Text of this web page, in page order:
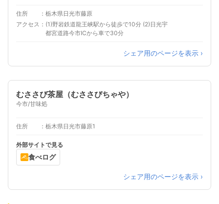
住所
栃木県日光市藤原
アクセス
(1)野岩鉄道龍王峡駅から徒歩で10分 (2)日光宇
都宮道路今市ICから車で30分
シェア用のページを表示 ›
むささび茶屋（むささびちゃや）
今市/甘味処
住所 栃木県日光市藤原1
外部サイトで見る
食べログ
シェア用のページを表示 ›